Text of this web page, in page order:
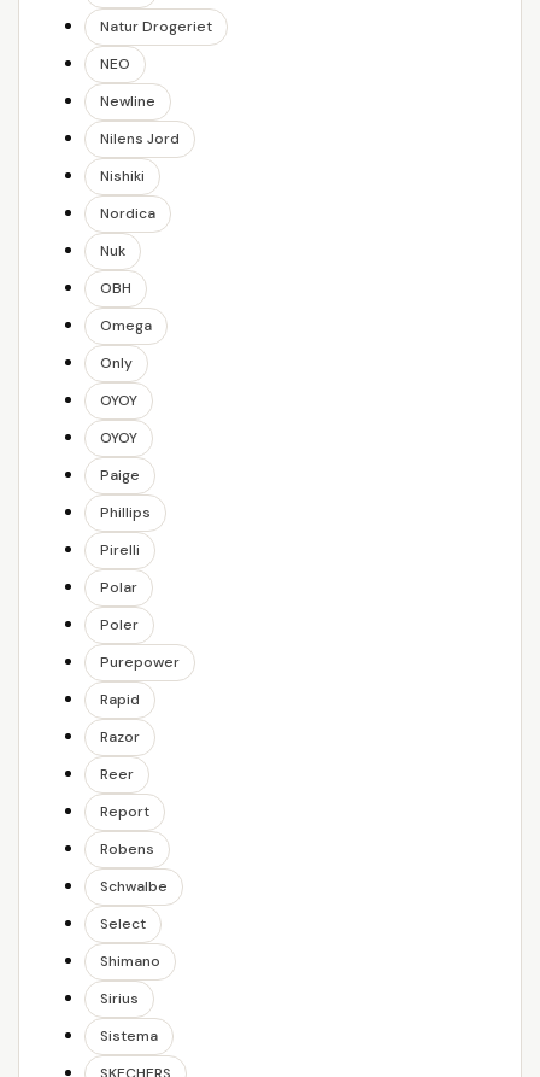
Natur Drogeriet
NEO
Newline
Nilens Jord
Nishiki
Nordica
Nuk
OBH
Omega
Only
OYOY
OYOY
Paige
Phillips
Pirelli
Polar
Poler
Purepower
Rapid
Razor
Reer
Report
Robens
Schwalbe
Select
Shimano
Sirius
Sistema